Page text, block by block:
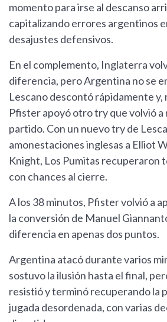
momento para irse al descanso
capitalizando errores argentinos
desajustes defensivos.
En el complemento, Inglaterra
diferencia, pero Argentina no se
Lescano descontó rápidamente y,
Pfister apoyó otro try que volvió a
partido. Con un nuevo try de
amonestaciones inglesas a Elliot
Knight, Los Pumitas recuperaron
con chances al cierre.
A los 38 minutos, Pfister volvió a
la conversión de Manuel
diferencia en apenas dos puntos.
Argentina atacó durante varios
sostuvo la ilusión hasta el final,
resistió y terminó recuperando la
jugada desordenada, con varias